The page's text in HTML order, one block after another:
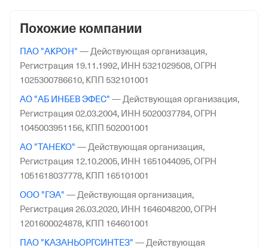
Похожие компании
ПАО "АКРОН" — Действующая организация,
Регистрация 19.11.1992, ИНН 5321029508,ОГРН
1025300786610, КПП 532101001
АО "АБ ИНБЕВ ЭФЕС" — Действующая организация,
Регистрация 02.03.2004, ИНН 5020037784,ОГРН
1045003951156, КПП 502001001
АО "ТАНЕКО" — Действующая организация,
Регистрация 12.10.2005, ИНН 1651044095,ОГРН
1051618037778, КПП 165101001
ООО "ГЭА" — Действующая организация,
Регистрация 26.03.2020, ИНН 1646048200,ОГРН
1201600024878, КПП 164601001
ПАО "КАЗАНЬОРГСИНТЕЗ" — Действующая